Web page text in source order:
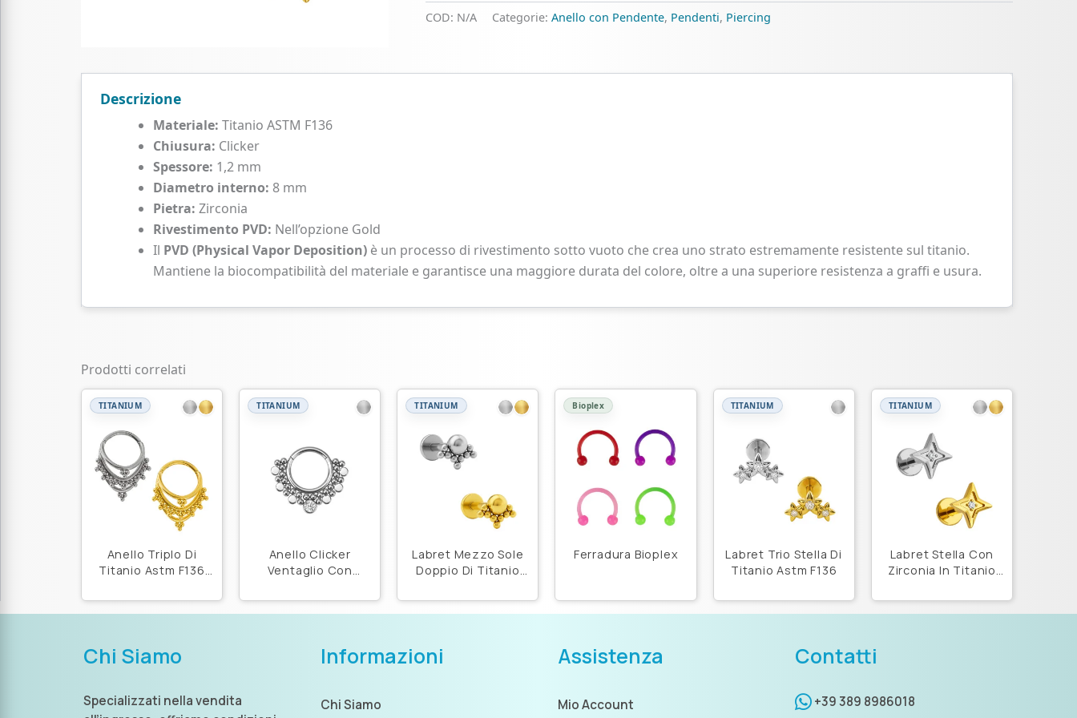
Titanio
a
COD: N/A Categorie:Anello con Pendente, Pendenti, Piercing
Descrizione
Materiale: Titanio ASTM F136
Chiusura: Clicker
Spessore: 1,2 mm
Diametro interno: 8 mm
Pietra: Zirconia
Rivestimento PVD: Nell’opzione Gold
Il PVD (Physical Vapor Deposition)è un processo di rivestimento sotto vuoto che crea uno strato estremamente resistente sul titanio.
Mantiene la biocompatibilità del materiale e garantisce una maggiore durata del colore, oltre a una superiore resistenza a graffi e usura.
Prodotti correlati
TITANIUM
Anello Triplo Di
Titanio Astm F136
TITANIUM
Anello Clicker
Ventaglio Con
Astm F136
TITANIUM
Labret Mezzo Sole
Doppio Di Titanio
Bioplex
Ferradura Bioplex
TITANIUM
Labret Trio Stella Di
Titanio Astm F136
TITANIUM
Labret Stella Con
Zirconia In Titanio
Chi Siamo
Specializzati nella vendita
Informazioni
Chi Siamo
Assistenza
Mio Account
Contatti
+39 389 8986018